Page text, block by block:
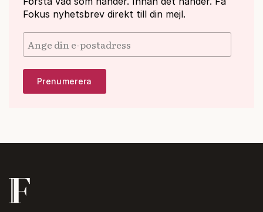
Fokus nyhetsbrev direkt till din mejl.